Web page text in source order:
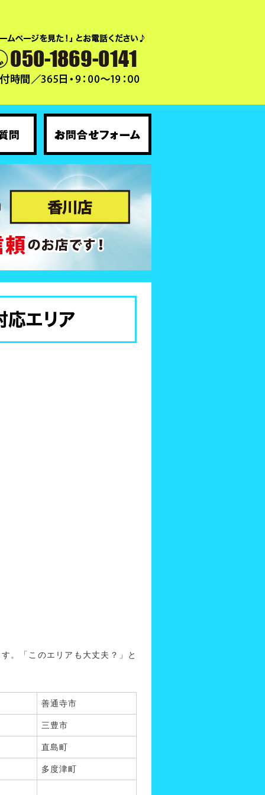
応エリア
。「このエリアも大丈夫？」と
善通寺市
三豊市
直島町
多度津町